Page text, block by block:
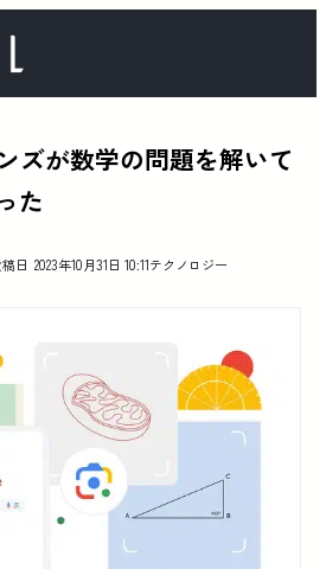
ズが数学の問題を解いて
た
日 2023年10月31日 10:11テクノロジー